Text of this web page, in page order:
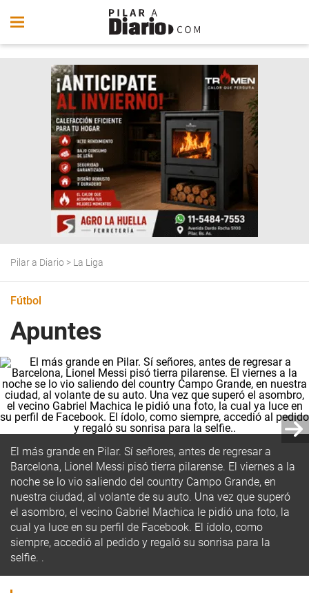
Pilar a Diario > La Liga
Fútbol
Apuntes
El más grande en Pilar. Sí señores, antes de regresar a
Barcelona, Lionel Messi pisó tierra pilarense. El viernes a la
noche se lo vio saliendo del country Campo Grande, en
nuestra ciudad, al volante de su auto. Una vez que superó
el asombro, el vecino Gabriel Machica le pidió una foto, la
cual ya luce en su perfil de Facebook. El ídolo, como
siempre, accedió al pedido y regaló su sonrisa para la
selfie. .